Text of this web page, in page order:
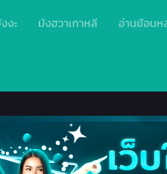
งะ มังฮวาเกาหลี อ่านย้อนห